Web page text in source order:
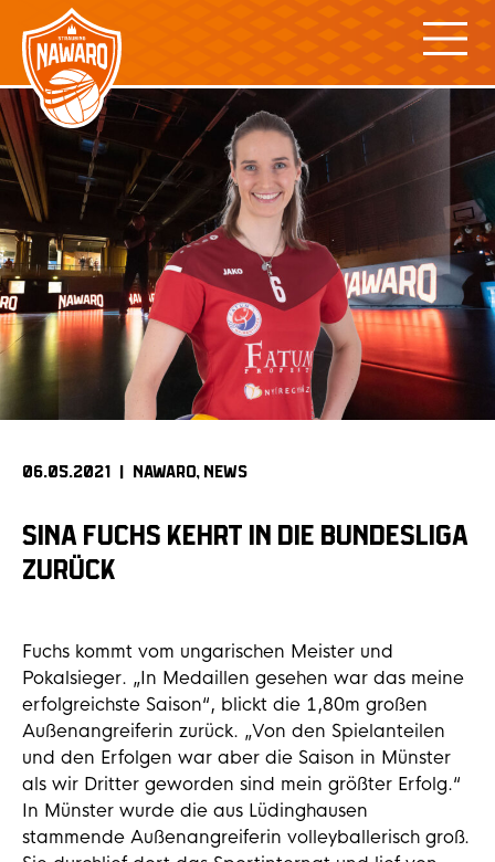
content
06.05.2021 | NAWARO NEWS
SINA FUCHS KEHRT IN DIE BUNDESLIGA
ZURÜCK
Fuchs kommt vom ungarischen Meister und
Pokalsieger. „In Medaillen gesehen war das meine
erfolgreichste Saison“, blickt die 1,80m großen
Außenangreiferin zurück. „Von den Spielanteilen
und den Erfolgen war aber die Saison in Münster
als wir Dritter geworden sind mein größter Erfolg.“
In Münster wurde die aus Lüdinghausen
stammende Außenangreiferin volleyballerisch groß.